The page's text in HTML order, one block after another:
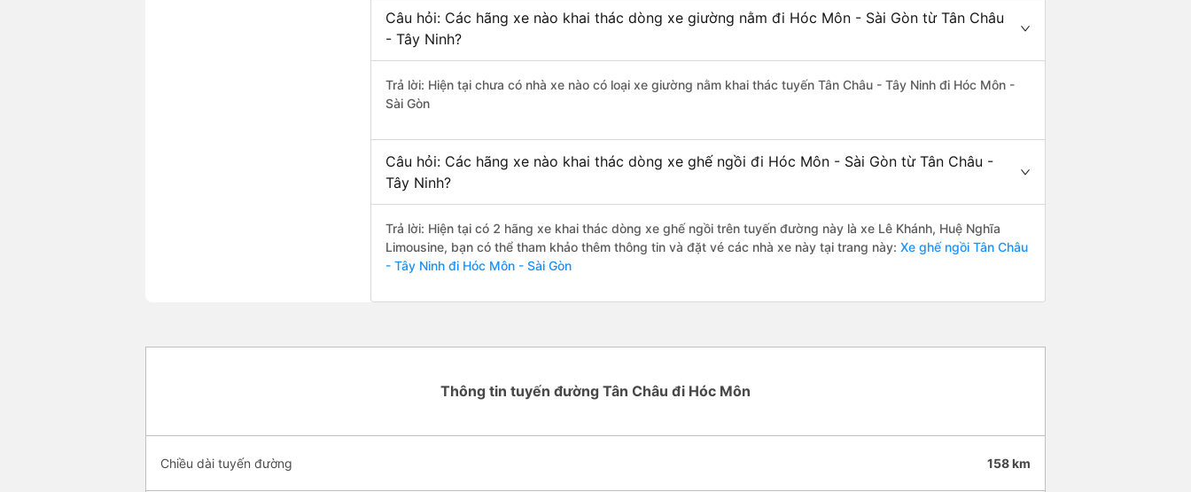
Câu hỏi: Các hãng xe nào khai thác dòng xe giường nằm đi Hóc Môn - Sài Gòn từ Tân Châu
- Tây Ninh?
Trả lời: Hiện tại chưa có nhà xe nào có loại xe giường nằm khai thác tuyến Tân Châu - Tây Ninh đi Hóc Môn -
Sài Gòn
Câu hỏi: Các hãng xe nào khai thác dòng xe ghế ngồi đi Hóc Môn - Sài Gòn từ Tân Châu -
Tây Ninh?
Trả lời: Hiện tại có 2 hãng xe khai thác dòng xe ghế ngồi trên tuyến đường này là xe Lê Khánh, Huệ Nghĩa
Limousine, bạn có thể tham khảo thêm thông tin và đặt vé các nhà xe này tại trang này: Xe ghế ngồi Tân Châu
- Tây Ninh đi Hóc Môn - Sài Gòn
Thông tin tuyến đường Tân Châu đi Hóc Môn
Chiều dài tuyến đường 158 km